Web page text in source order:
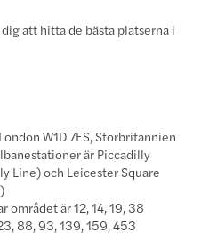
att hitta de bästa platserna i
W1D 7ES, Storbritannien
är Piccadilly
Line) och Leicester Square
området är 12, 14, 19, 38
88, 93, 139, 159, 453